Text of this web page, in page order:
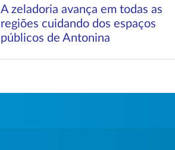
A zeladoria avança em todas as
regiões cuidando dos espaços
públicos de Antonina